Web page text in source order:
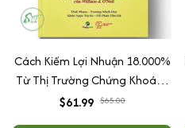
Cách Kiếm Lợi Nhuận 18.000%
Từ Thị Trường Chứng Khoán -
Trade Like An O'Neil Disciple
$61.99 $65.00